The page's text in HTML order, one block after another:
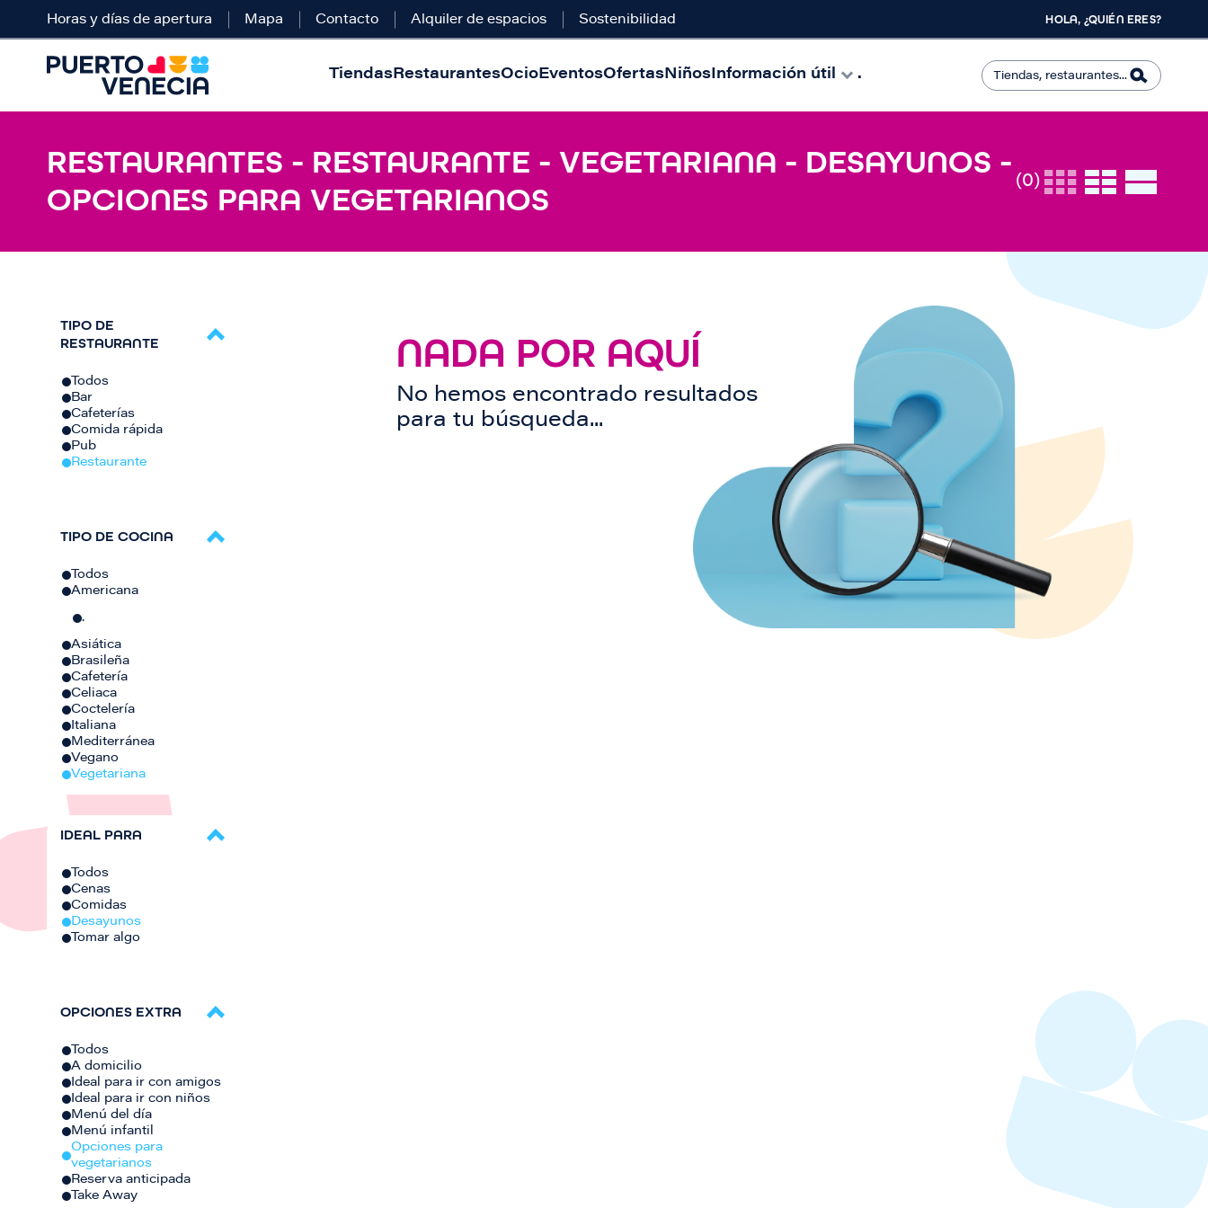
Horas y días de apertura Mapa Contacto Alquiler de espacios Sostenibilidad HOLA, ¿QUIÉN ERES?
TiendasRestaurantesOcioEventosOfertasNiñosInformación útil .
RESTAURANTES - RESTAURANTE - VEGETARIANA - DESAYUNOS -
OPCIONES PARA VEGETARIANOS
(0)
TIPO DE
RESTAURANTE
Todos
Bar
Cafeterías
Comida rápida
Pub
Restaurante
TIPO DE COCINA
Todos
Americana
.
Asiática
Brasileña
Cafetería
Celiaca
Coctelería
Italiana
Mediterránea
Vegano
Vegetariana
IDEAL PARA
Todos
Cenas
Comidas
Desayunos
Tomar algo
OPCIONES EXTRA
Todos
A domicilio
Ideal para ir con amigos
Ideal para ir con niños
Menú del día
Menú infantil
Opciones para
vegetarianos
Reserva anticipada
Take Away
NADA POR AQUÍ
No hemos encontrado resultados
para tu búsqueda...